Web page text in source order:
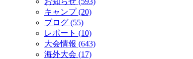
キャンプ (20)
ブログ (55)
レポート (10)
大会情報 (643)
海外大会 (17)